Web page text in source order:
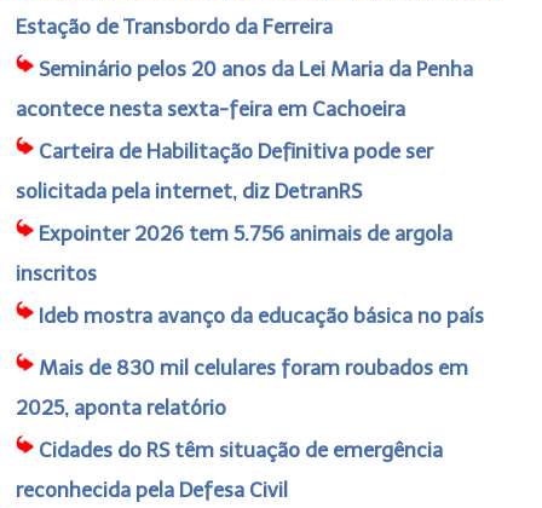
Estação de Transbordo da Ferreira
Seminário pelos 20 anos da Lei Maria da Penha
acontece nesta sexta-feira em Cachoeira
Carteira de Habilitação Definitiva pode ser
solicitada pela internet, diz DetranRS
Expointer 2026 tem 5.756 animais de argola
inscritos
Ideb mostra avanço da educação básica no país
Mais de 830 mil celulares foram roubados em
2025, aponta relatório
Cidades do RS têm situação de emergência
reconhecida pela Defesa Civil